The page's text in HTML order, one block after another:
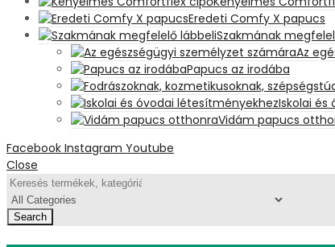
Eredeti Comfy X papucs
Szakmának
Az
Papucs az irodába
Iskolai és
Vidám papucs
Facebook Instagram Youtube
Close
Search